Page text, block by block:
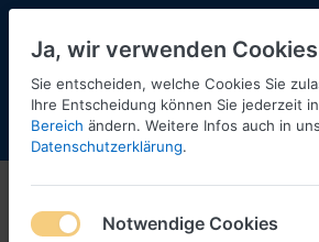
Menü Anmelden
Noch
1-12 von 19
Ja, wir verwenden Cookies
Sie entscheiden, welche Cookies Sie
Ihre Entscheidung können Sie jederzeit
Bereich ändern. Weitere Infos auch in
Datenschutzerklärung.
Notwendige Cookies